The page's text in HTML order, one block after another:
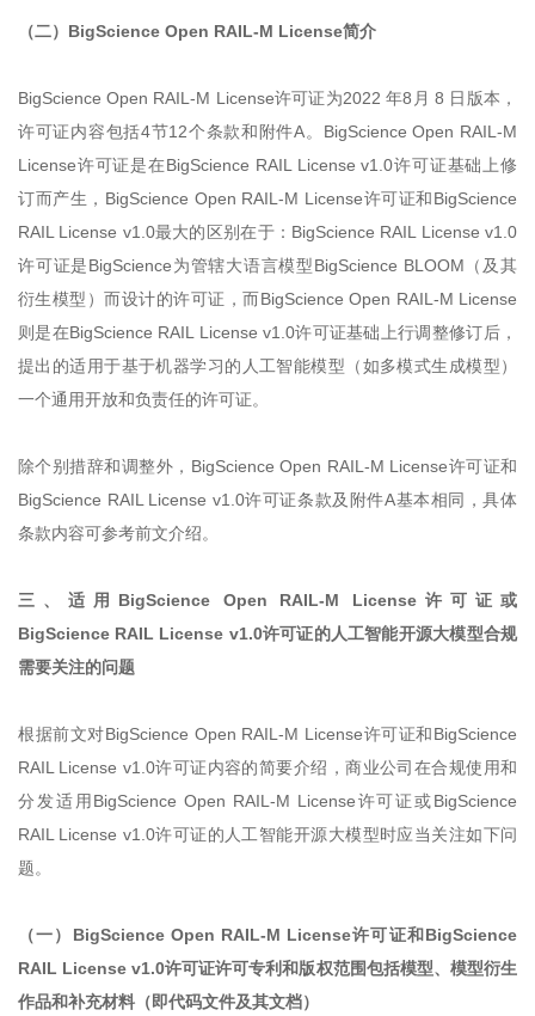
（二）BigScience Open RAIL-M License简介
BigScience Open RAIL-M License许可证为2022 年8月 8 日版本，
许可证内容包括4节12个条款和附件A。BigScience Open RAIL-M
License许可证是在BigScience RAIL License v1.0许可证基础上修
订而产生，BigScience Open RAIL-M License许可证和BigScience
RAIL License v1.0最大的区别在于：BigScience RAIL License v1.0
许可证是BigScience为管辖大语言模型BigScience BLOOM（及其
衍生模型）而设计的许可证，而BigScience Open RAIL-M License
则是在BigScience RAIL License v1.0许可证基础上行调整修订后，
提出的适用于基于机器学习的人工智能模型（如多模式生成模型）
一个通用开放和负责任的许可证。
除个别措辞和调整外，BigScience Open RAIL-M License许可证和
BigScience RAIL License v1.0许可证条款及附件A基本相同，具体
条款内容可参考前文介绍。
三、适用BigScience Open RAIL-M License许可证或
BigScience RAIL License v1.0许可证的人工智能开源大模型合规
需要关注的问题
根据前文对BigScience Open RAIL-M License许可证和BigScience
RAIL License v1.0许可证内容的简要介绍，商业公司在合规使用和
分发适用BigScience Open RAIL-M License许可证或BigScience
RAIL License v1.0许可证的人工智能开源大模型时应当关注如下问
题。
（一）BigScience Open RAIL-M License许可证和BigScience
RAIL License v1.0许可证许可专利和版权范围包括模型、模型衍生
作品和补充材料（即代码文件及其文档）